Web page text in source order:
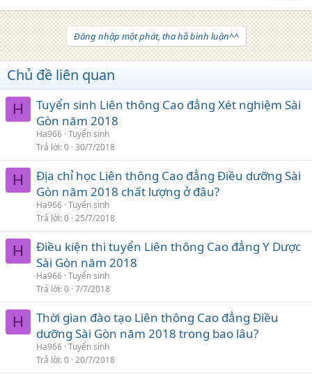
Đăng nhập một phát, tha hồ bình luận^^
Chủ đề liên quan
H
Tuyển sinh Liên thông Cao đẳng Xét nghiệm Sài
Gòn năm 2018
Ha966 Tuyển sinh
Trả lời 0 30/7/2018
H
Địa chỉ học Liên thông Cao đẳng Điều dưỡng Sài
Gòn năm 2018 chất lượng ở đâu?
Ha966 Tuyển sinh
Trả lời 0 25/7/2018
H
Điều kiện thi tuyển Liên thông Cao đẳng Y Dược
Sài Gòn năm 2018
Ha966 Tuyển sinh
Trả lời 0 7/7/2018
H
Thời gian đào tạo Liên thông Cao đẳng Điều
dưỡng Sài Gòn năm 2018 trong bao lâu?
Ha966 Tuyển sinh
Trả lời 0 20/7/2018